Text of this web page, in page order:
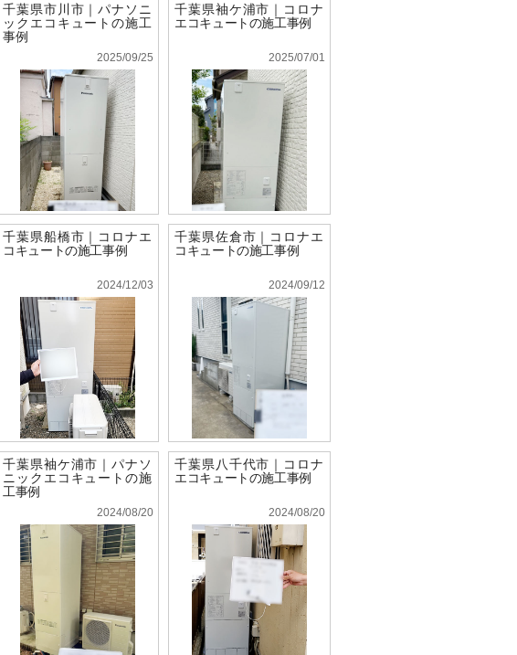
千葉県市川市｜パナソニ
ックエコキュートの施工
事例
2025/09/25
千葉県袖ケ浦市｜コロナ
エコキュートの施工事例
2025/07/01
千葉県船橋市｜コロナエ
コキュートの施工事例
2024/12/03
千葉県佐倉市｜コロナエ
コキュートの施工事例
2024/09/12
千葉県袖ケ浦市｜パナソ
ニックエコキュートの施
工事例
2024/08/20
千葉県八千代市｜コロナ
エコキュートの施工事例
2024/08/20